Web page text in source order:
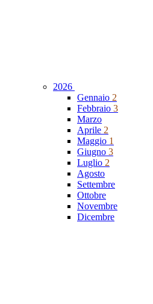
2026
Gennaio 2
Febbraio 3
Marzo
Aprile 2
Maggio 1
Giugno 3
Luglio 2
Agosto
Settembre
Ottobre
Novembre
Dicembre